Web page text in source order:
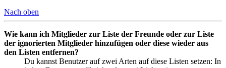
Nach oben
Wie kann ich Mitglieder zur Liste der Freunde oder zur Liste
der ignorierten Mitglieder hinzufügen oder diese wieder aus
den Listen entfernen?
Du kannst Benutzer auf zwei Arten auf diese Listen setzen: In